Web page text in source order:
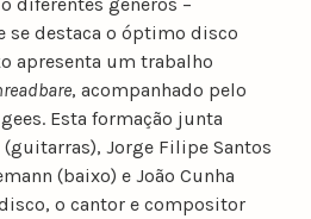
se destaca o óptimo disco
apresenta um trabalho
, acompanhado pelo
Esta formação junta
Jorge Filipe Santos
(baixo) e João Cunha
o cantor e compositor